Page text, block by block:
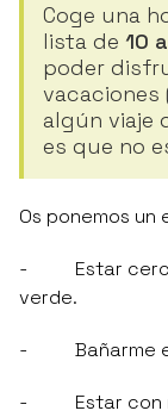
Coge una
lista de 10
poder
vacaciones
algún viaje
es que no
Os ponemos un
- Estar cerca
verde.
- Bañarme
- Estar con